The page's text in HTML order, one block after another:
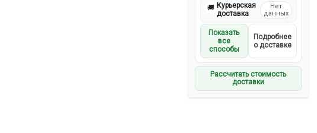
🚚 Курьерская
доставка
Нет
данных
Показать
все
способы
Подробнее
о доставке
Рассчитать стоимость
доставки